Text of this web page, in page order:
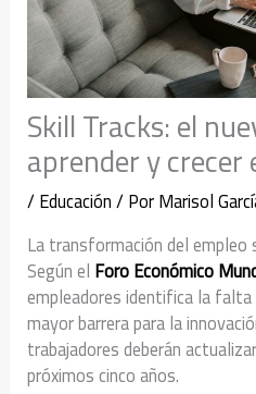
Skill Tracks: el
aprender y
/Educación/ PorMarisol
La transformación del empleo
Según el Foro Económico
empleadores identifica la
mayor barrera para la
trabajadores deberán
próximos cinco años.